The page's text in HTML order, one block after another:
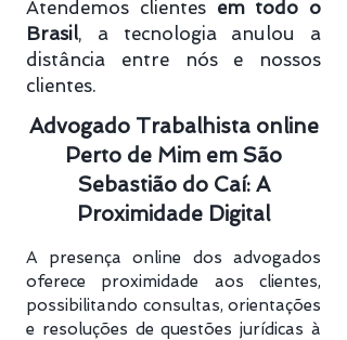
Atendemos clientes em todo o
Brasil, a tecnologia anulou a
distância entre nós e nossos
clientes.
Advogado Trabalhista online
Perto de Mim em São
Sebastião do Caí: A
Proximidade Digital
A presença online dos advogados
oferece proximidade aos clientes,
possibilitando consultas, orientações
e resoluções de questões jurídicas à